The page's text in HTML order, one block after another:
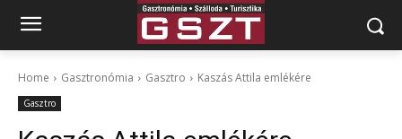
Home Gasztronómia Gasztro Kaszás Attila emlékére
Gasztro